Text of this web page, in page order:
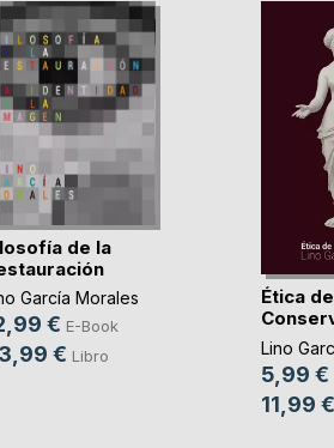
de la
García Morales
€ E-Book
€ Libro
Ética
Lino
5,99 €
11,99 €